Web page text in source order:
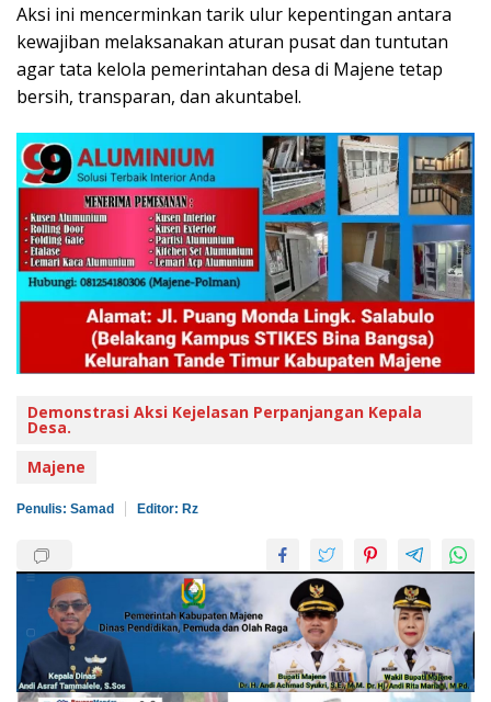
Aksi ini mencerminkan tarik ulur kepentingan antara
kewajiban melaksanakan aturan pusat dan tuntutan
agar tata kelola pemerintahan desa di Majene tetap
bersih, transparan, dan akuntabel.
Demonstrasi Aksi Kejelasan Perpanjangan Kepala
Desa.
Majene
Penulis: Samad Editor: Rz